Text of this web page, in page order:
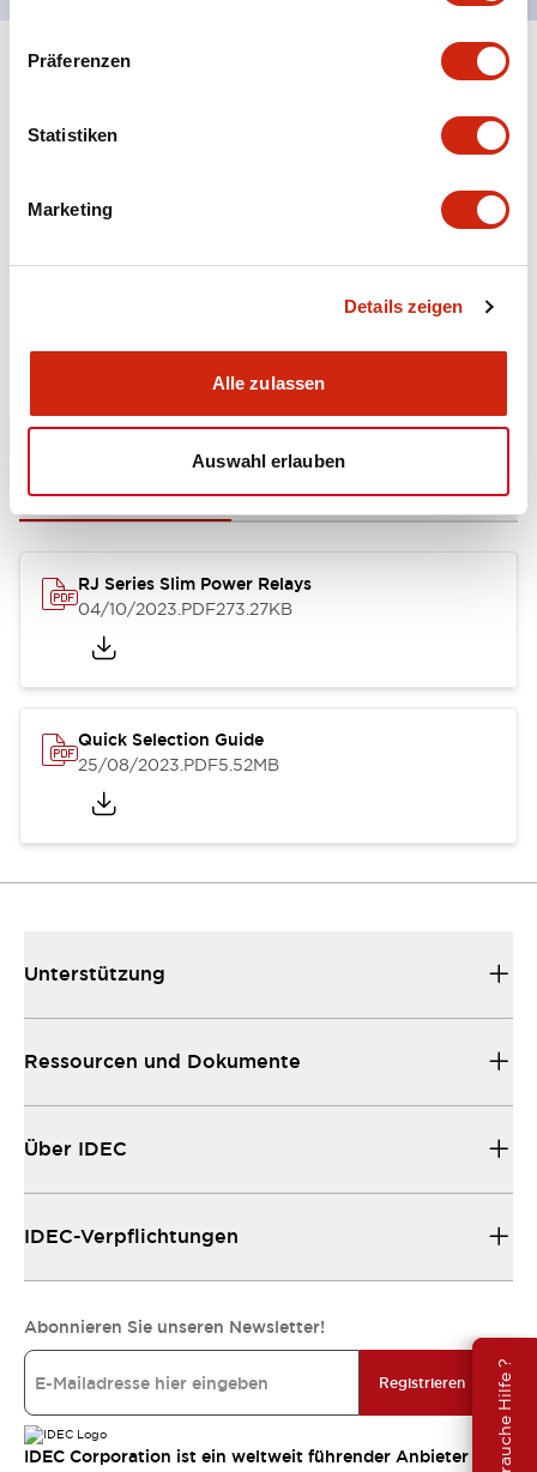
Präferenzen
Statistiken
Marketing
Details zeigen
Alle zulassen
Auswahl erlauben
Brauche Hilfe ?
Alle erweitern+
Electrical Specifications
Electrical Specifications (coil rating)
Mechanical Specifications
RJ Series Slim Power Relays
04/10/2023.PDF273.27KB
Quick Selection Guide
25/08/2023.PDF5.52MB
Unterstützung
Ressourcen und Dokumente
Über IDEC
IDEC-Verpflichtungen
Abonnieren Sie unseren Newsletter!
Registrieren
IDEC Corporation ist ein weltweit führender Anbieter